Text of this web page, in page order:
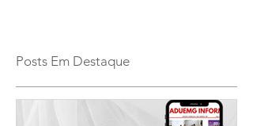
Posts Em Destaque